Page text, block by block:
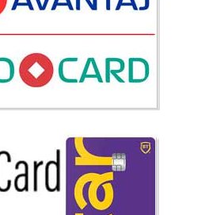
Elizabet
Calitate Superioara Elizabet este un pat
tapitate Elizabeth fac parte din gama
un standard ridicat ..